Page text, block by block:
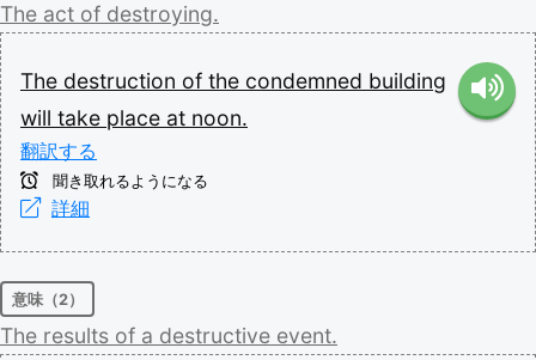
The act of destroying.
The destruction of the condemned building
will take place at noon.
翻訳する
聞き取れるようになる
詳細
意味（2）
The results of a destructive event.